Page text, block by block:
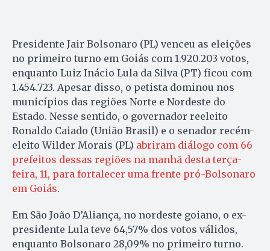
Presidente Jair Bolsonaro (PL) venceu as eleições
no primeiro turno em Goiás com 1.920.203 votos,
enquanto Luiz Inácio Lula da Silva (PT) ficou com
1.454.723. Apesar disso, o petista dominou nos
municípios das regiões Norte e Nordeste do
Estado. Nesse sentido, o governador reeleito
Ronaldo Caiado (União Brasil) e o senador recém-
eleito Wilder Morais (PL) abriram diálogo com 66
prefeitos dessas regiões na manhã desta terça-
feira, 11, para fortalecer uma frente pró-Bolsonaro
em Goiás.
Em São João D’Aliança, no nordeste goiano, o ex-
presidente Lula teve 64,57% dos votos válidos,
enquanto Bolsonaro 28,09% no primeiro turno.